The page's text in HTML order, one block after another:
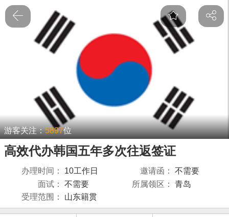
游客关注：5897位
高效代办韩国五年多次往返签证
办理时间： 10工作日 邀请函：
不需要
面试：
不需要 所属领区：
青岛
受理范围：
山东籍贯